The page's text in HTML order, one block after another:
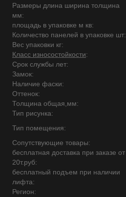
Размеры длина ширина толщина
мм:
площадь в упаковке м кв:
Количество панелей в упаковке шт:
Вес упаковки кг:
Класс износостойкости:
Срок службы лет:
Замок:
Наличие фаски:
Оттенок:
Толщина общая,мм:
Тип рисунка:
Тип помещения:
Сопутствующие товары:
бесплатная доставка при заказе от
20т.руб:
бесплатный подъем при наличии
лифта:
Регион: